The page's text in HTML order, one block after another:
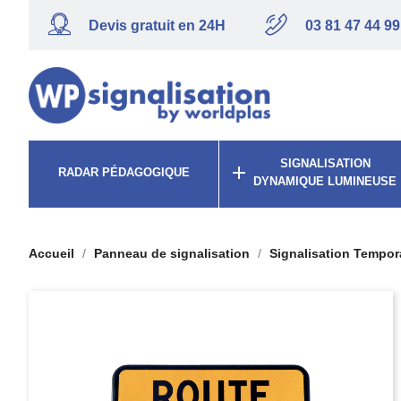
Devis gratuit en 24H 03 81 47 44 99
RADAR PÉDAGOGIQUE 
SIGNALISATION
DYNAMIQUE LUMINEUSE
Accueil Panneau de signalisation Signalisation